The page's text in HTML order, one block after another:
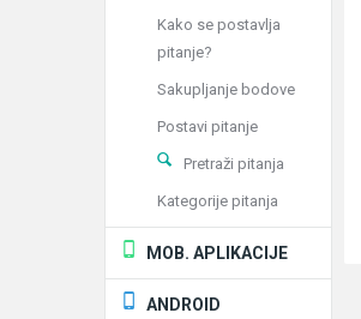
Kako se postavlja
pitanje?
Sakupljanje bodove
Postavi pitanje
Pretraži pitanja
Kategorije pitanja
MOB. APLIKACIJE
ANDROID